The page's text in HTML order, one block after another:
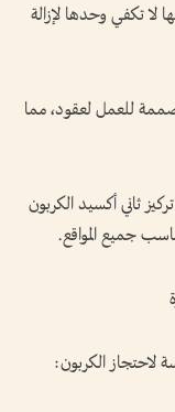
لا تكفي وحدها لإزالة
للعمل لعقود، مما
ثاني أكسيد الكربون
جميع المواقع.
لاحتجاز الكربون: